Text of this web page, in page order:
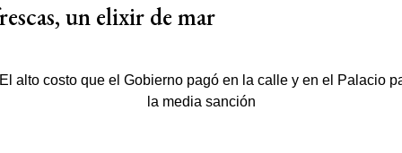
un elixir de mar